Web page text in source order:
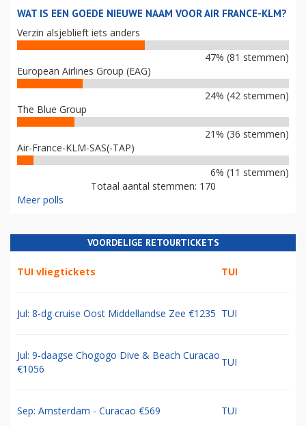
WAT IS EEN GOEDE NIEUWE NAAM VOOR AIR FRANCE-KLM?
Verzin alsjeblieft iets anders
47% (81 stemmen)
European Airlines Group (EAG)
24% (42 stemmen)
The Blue Group
21% (36 stemmen)
Air-France-KLM-SAS(-TAP)
6% (11 stemmen)
Totaal aantal stemmen: 170
Meer polls
VOORDELIGE RETOURTICKETS
TUI vliegtickets TUI
Jul: 8-dg cruise Oost Middellandse Zee €1235 TUI
Jul: 9-daagse Chogogo Dive & Beach Curacao
€1056
TUI
Sep: Amsterdam - Curacao €569 TUI